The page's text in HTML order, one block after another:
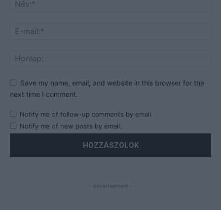
Save my name, email, and website in this browser for the
next time I comment.
Notify me of follow-up comments by email.
Notify me of new posts by email.
- Advertisement -